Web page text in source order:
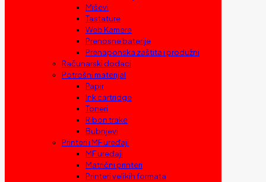
Miševi
Tastature
Web Kamere
Prenosne baterije
Prenaponska zaštita i produžni
Računarski dodaci
Potrošni materijal
Papir
Ink cartridge
Toneri
Ribon trake
Bubnjevi
Printeri i MF uređaji
MF uređaji
Matrični printeri
Printeri velikih formata